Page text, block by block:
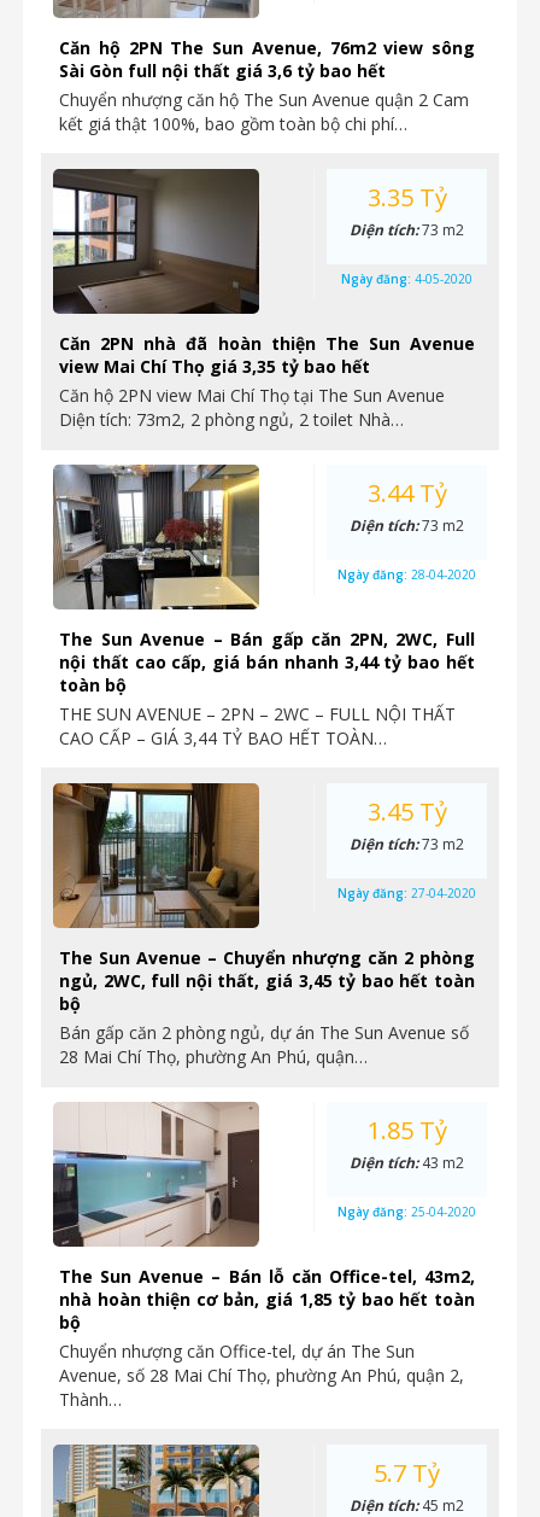
Căn hộ 2PN The Sun Avenue, 76m2 view sông
Sài Gòn full nội thất giá 3,6 tỷ bao hết
Chuyển nhượng căn hộ The Sun Avenue quận 2 Cam
kết giá thật 100%, bao gồm toàn bộ chi phí…
Căn 2PN nhà đã hoàn thiện The Sun Avenue
view Mai Chí Thọ giá 3,35 tỷ bao hết
Căn hộ 2PN view Mai Chí Thọ tại The Sun Avenue
Diện tích: 73m2, 2 phòng ngủ, 2 toilet Nhà…
3.35 Tỷ
Diện tích:73 m2
Ngày đăng: 4-05-2020
The Sun Avenue – Bán gấp căn 2PN, 2WC, Full
nội thất cao cấp, giá bán nhanh 3,44 tỷ bao hết
toàn bộ
THE SUN AVENUE – 2PN – 2WC – FULL NỘI THẤT
CAO CẤP – GIÁ 3,44 TỶ BAO HẾT TOÀN…
3.44 Tỷ
Diện tích:73 m2
Ngày đăng: 28-04-2020
The Sun Avenue – Chuyển nhượng căn 2 phòng
ngủ, 2WC, full nội thất, giá 3,45 tỷ bao hết toàn
bộ
Bán gấp căn 2 phòng ngủ, dự án The Sun Avenue số
28 Mai Chí Thọ, phường An Phú, quận…
3.45 Tỷ
Diện tích:73 m2
Ngày đăng: 27-04-2020
The Sun Avenue – Bán lỗ căn Office-tel, 43m2,
nhà hoàn thiện cơ bản, giá 1,85 tỷ bao hết toàn
bộ
Chuyển nhượng căn Office-tel, dự án The Sun
Avenue, số 28 Mai Chí Thọ, phường An Phú, quận 2,
Thành…
1.85 Tỷ
Diện tích:43 m2
Ngày đăng: 25-04-2020
5.7 Tỷ
Diện tích:45 m2